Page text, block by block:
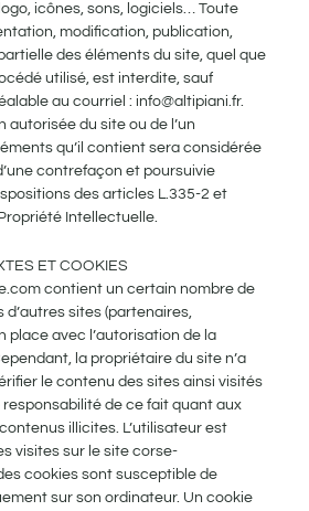
icônes, sons, logiciels… Toute
modification, publication,
des éléments du site, quel que
utilisé, est interdite, sauf
au courriel : info@altipiani.fr.
autorisée du site ou de l’un
qu’il contient sera considérée
contrefaçon et poursuivie
des articles L.335-2 et
Intellectuelle.
ET COOKIES
contient un certain nombre de
sites (partenaires,
place avec l’autorisation de la
la propriétaire du site n’a
le contenu des sites ainsi visités
de ce fait quant aux
illicites. L’utilisateur est
visites sur le site corse-
cookies sont susceptible de
sur son ordinateur. Un cookie